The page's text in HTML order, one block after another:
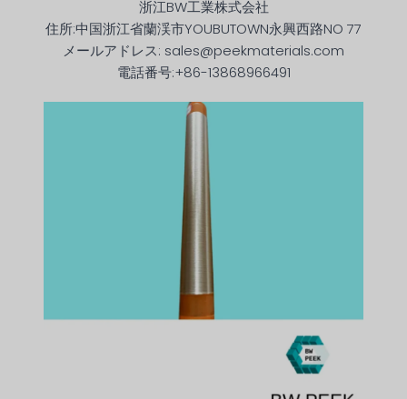
浙江BW工業株式会社
住所:中国浙江省蘭渓市YOUBUTOWN永興西路NO 77
メールアドレス: sales@peekmaterials.com
電話番号:+86-13868966491